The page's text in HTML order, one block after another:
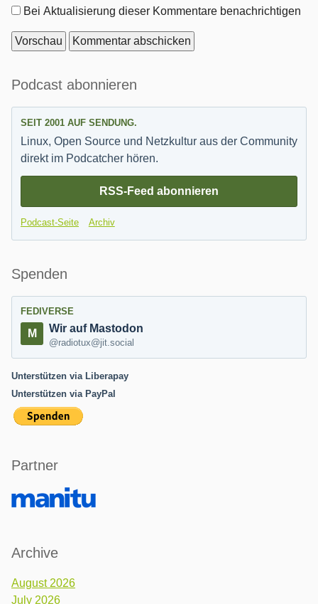
Optionen
Bei Aktualisierung dieser Kommentare benachrichtigen
Seitenleiste
Podcast abonnieren
SEIT 2001 AUF SENDUNG.
Linux, Open Source und Netzkultur aus der Community
direkt im Podcatcher hören.
RSS-Feed abonnieren
Podcast-Seite Archiv
Spenden
FEDIVERSE
Wir auf Mastodon
@radiotux@jit.social
Unterstützen via Liberapay
Unterstützen via PayPal
Partner
Archive
August 2026
July 2026